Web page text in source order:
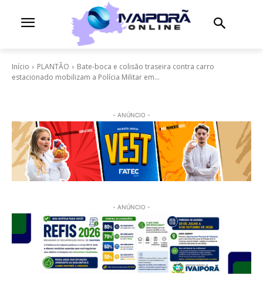
Início PLANTÃO
Bate-boca e colisão traseira contra carro
estacionado mobilizam a Polícia Militar em...
- ANÚNCIO -
- ANÚNCIO -